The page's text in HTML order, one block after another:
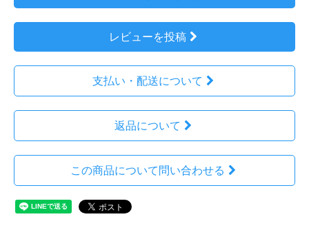
レビューを投稿
支払い・配送について
返品について
この商品について問い合わせる